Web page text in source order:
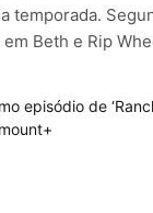
temporada.
Beth e Rip